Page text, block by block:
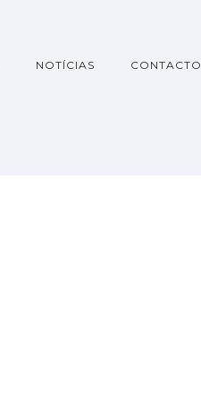
NOTÍCIAS CONTACTO